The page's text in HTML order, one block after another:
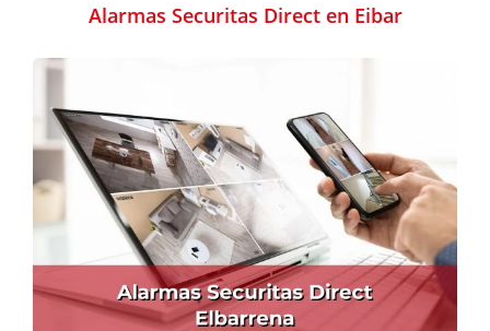
Alarmas Securitas Direct en Eibar